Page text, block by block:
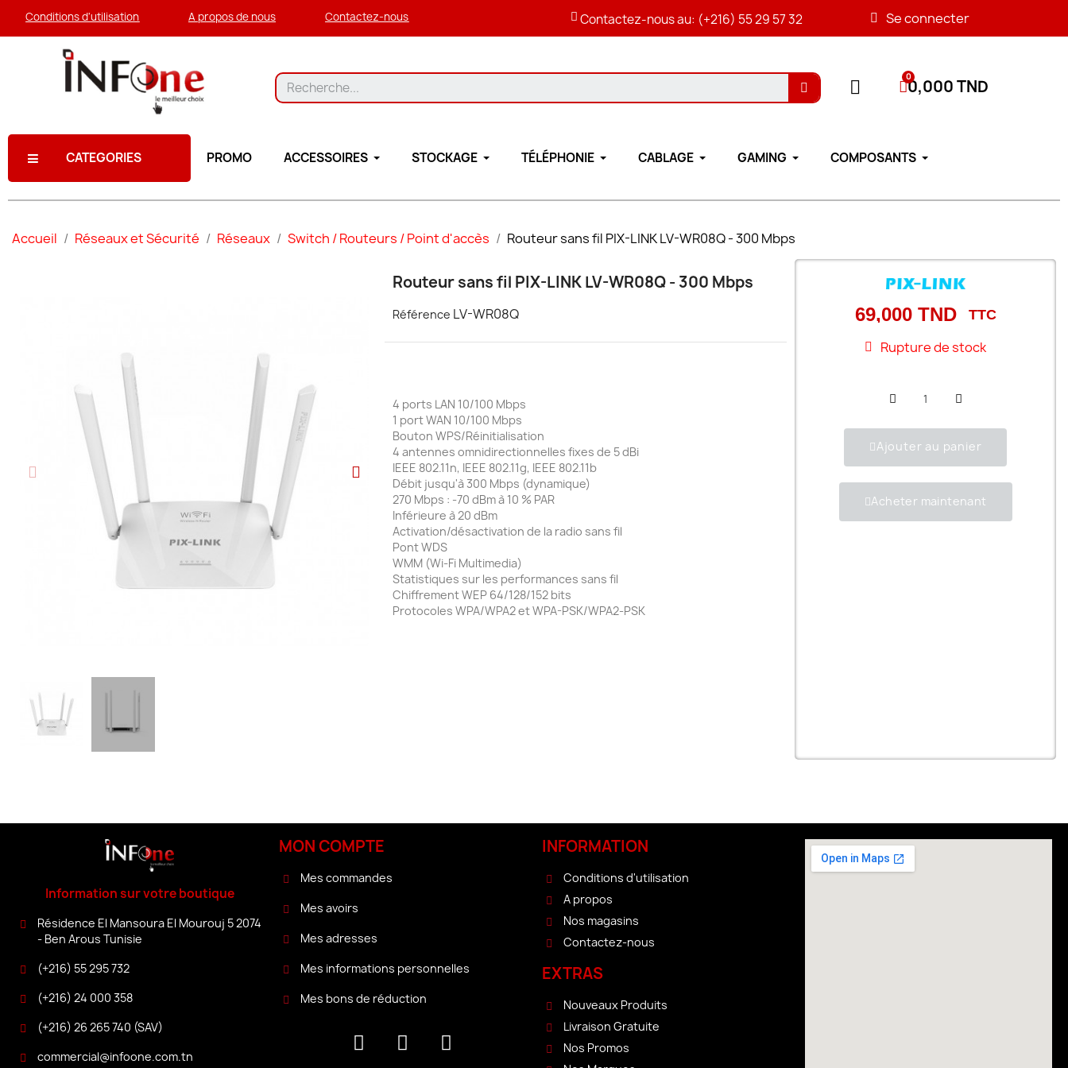
Conditions d'utilisation A propos de nous Contactez-nous Contactez-nous au: (+216) 55 29 57 32 Se connecter
0,000 TND
CATEGORIES PROMO ACCESSOIRES STOCKAGE TÉLÉPHONIE CABLAGE GAMING COMPOSANTS
Accueil Réseaux et Sécurité Réseaux Switch / Routeurs / Point d'accès Routeur sans fil PIX-LINK LV-WR08Q - 300 Mbps
Routeur sans fil PIX-LINK LV-WR08Q - 300 Mbps
Référence LV-WR08Q
4 ports LAN 10/100 Mbps
1 port WAN 10/100 Mbps
Bouton WPS/Réinitialisation
4 antennes omnidirectionnelles fixes de 5 dBi
IEEE 802.11n, IEEE 802.11g, IEEE 802.11b
Débit jusqu'à 300 Mbps (dynamique)
270 Mbps : -70 dBm à 10 % PAR
Inférieure à 20 dBm
Activation/désactivation de la radio sans fil
Pont WDS
WMM (Wi-Fi Multimedia)
Statistiques sur les performances sans fil
Chiffrement WEP 64/128/152 bits
Protocoles WPA/WPA2 et WPA-PSK/WPA2-PSK
69,000 TND TTC
Rupture de stock
Ajouter au panier
Acheter maintenant
Information sur votre boutique
Résidence El Mansoura El Mourouj 5 2074
- Ben Arous Tunisie
(+216) 55 295 732
(+216) 24 000 358
(+216) 26 265 740 (SAV)
commercial@infoone.com.tn
MON COMPTE
Mes commandes
Mes avoirs
Mes adresses
Mes informations personnelles
Mes bons de réduction
INFORMATION
Conditions d'utilisation
A propos
Nos magasins
Contactez-nous
EXTRAS
Nouveaux Produits
Livraison Gratuite
Nos Promos